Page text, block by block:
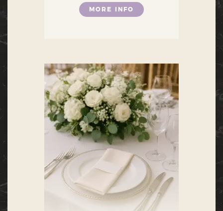
MORE INFO